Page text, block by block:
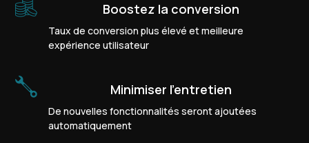
Boostez la conversion
Taux de conversion plus élevé et meilleure
expérience utilisateur
Minimiser l'entretien
De nouvelles fonctionnalités seront ajoutées
automatiquement